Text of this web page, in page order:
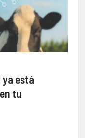
ya está
tu